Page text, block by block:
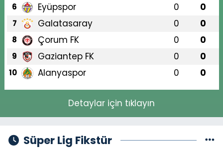
6 Eyüpspor 0 0
7 Galatasaray 0 0
8 Çorum FK 0 0
9 Gaziantep FK 0 0
10 Alanyaspor 0 0
Detaylar için tıklayın
Süper Lig Fikstür